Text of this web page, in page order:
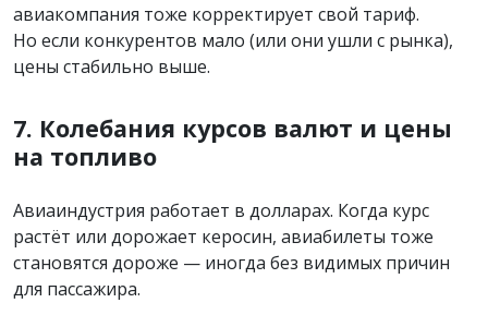
авиакомпания тоже корректирует свой тариф.
Но если конкурентов мало (или они ушли с рынка),
цены стабильно выше.
7. Колебания курсов валют и цены
на топливо
Авиаиндустрия работает в долларах. Когда курс
растёт или дорожает керосин, авиабилеты тоже
становятся дороже — иногда без видимых причин
для пассажира.